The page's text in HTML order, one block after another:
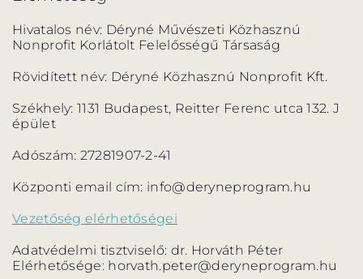
LÁZÁR ERVIN
PROGRAM
HATÁRTALAN
PROGRAM
ALPROGRAMOK
ORSZÁGJÁRÁS VÁNDORSZÍNHÁZ
Hivatalos név: Déryné Művészeti Közhasznú
Nonprofit Korlátolt Felelősségű Társaság
Rövidített név: Déryné Közhasznú Nonprofit Kft.
Székhely: 1131 Budapest, Reitter Ferenc utca 132. J
épület
Adószám: 27281907-2-41
Központi email cím: info@deryneprogram.hu
Vezetőség elérhetőségei
Adatvédelmi tisztviselő: dr. Horváth Péter
Elérhetősége: horvath.peter@deryneprogram.hu